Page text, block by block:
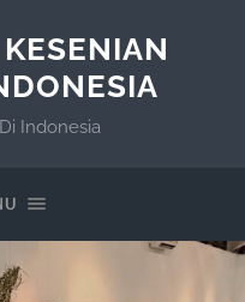
Indonesia